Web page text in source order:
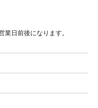
日前後になります。